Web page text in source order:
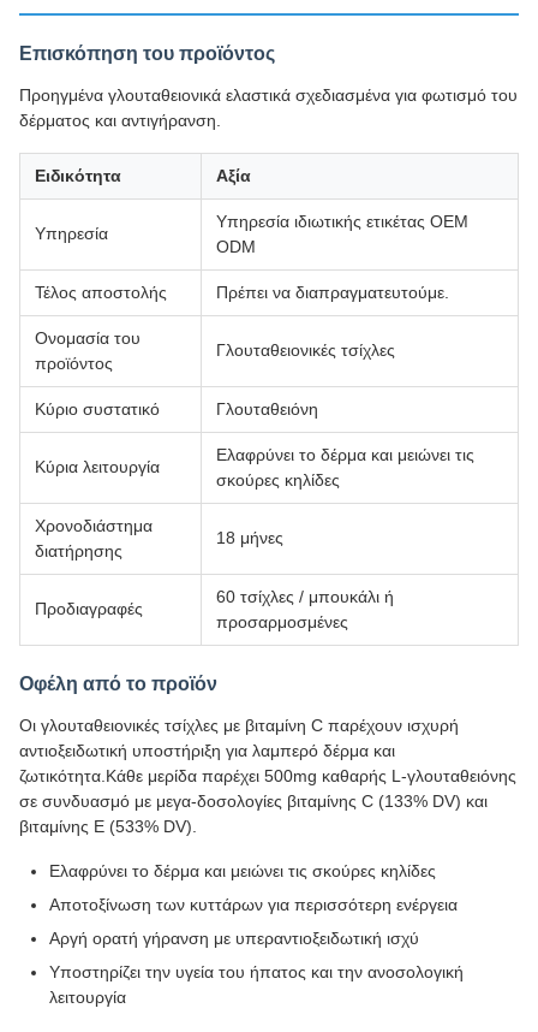
Επισκόπηση του προϊόντος
Προηγμένα γλουταθειονικά ελαστικά σχεδιασμένα για φωτισμό του
δέρματος και αντιγήρανση.
Ειδικότητα Αξία
Υπηρεσία
Υπηρεσία ιδιωτικής ετικέτας OEM
ODM
Τέλος αποστολής Πρέπει να διαπραγματευτούμε.
Ονομασία του
προϊόντος
Γλουταθειονικές τσίχλες
Κύριο συστατικό Γλουταθειόνη
Κύρια λειτουργία
Ελαφρύνει το δέρμα και μειώνει τις
σκούρες κηλίδες
Χρονοδιάστημα
διατήρησης
18 μήνες
Προδιαγραφές
60 τσίχλες / μπουκάλι ή
προσαρμοσμένες
Οφέλη από το προϊόν
Οι γλουταθειονικές τσίχλες με βιταμίνη C παρέχουν ισχυρή
αντιοξειδωτική υποστήριξη για λαμπερό δέρμα και
ζωτικότητα.Κάθε μερίδα παρέχει 500mg καθαρής L-γλουταθειόνης
σε συνδυασμό με μεγα-δοσολογίες βιταμίνης C (133% DV) και
βιταμίνης Ε (533% DV).
Ελαφρύνει το δέρμα και μειώνει τις σκούρες κηλίδες
Αποτοξίνωση των κυττάρων για περισσότερη ενέργεια
Αργή ορατή γήρανση με υπεραντιοξειδωτική ισχύ
Υποστηρίζει την υγεία του ήπατος και την ανοσολογική
λειτουργία